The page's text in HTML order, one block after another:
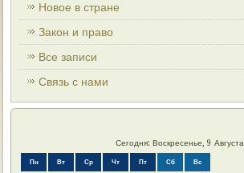
Новое в стране
Закон и право
Все записи
Связь с нами
Сегодня: Воскресенье, 9 Августа
Пн Вт Ср Чт Пт Сб Вс